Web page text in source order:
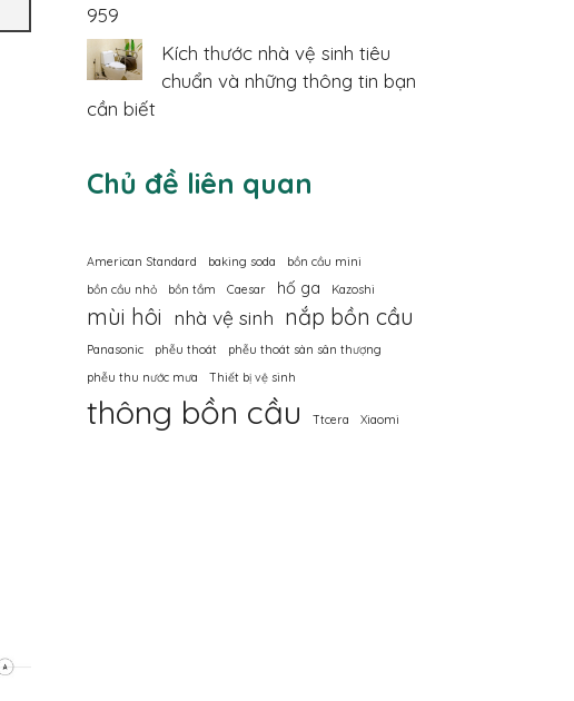
959
Kích thước nhà vệ sinh tiêu
chuẩn và những thông tin bạn
cần biết
Chủ đề liên quan
American Standard baking soda
bồn cầu mini
bồn cầu nhỏ
bồn tắm Caesar hố ga Kazoshi
mùi hôi nhà vệ sinh nắp bồn cầu
Panasonic phễu thoát
phễu thoát sàn sân thượng
phễu thu nước mưa
Thiết bị vệ sinh
thông bồn cầu Ttcera Xiaomi